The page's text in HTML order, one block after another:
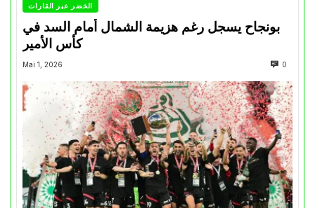
الخضر عبر القارات
بونجاح يسجل رغم هزيمة الشمال أمام السد في
كأس الأمير
Mai 1, 2026 0